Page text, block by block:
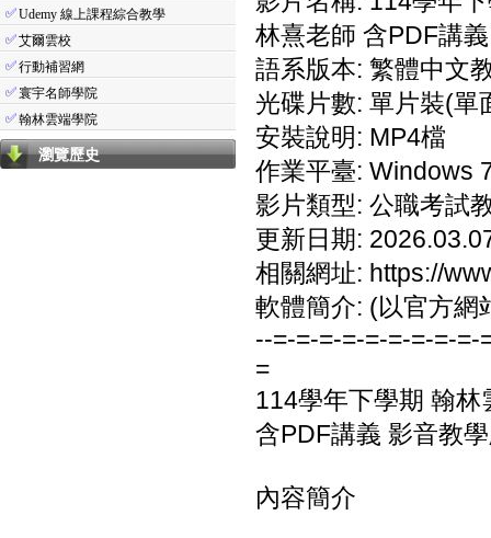
✅Udemy 線上課程綜合教學
✅艾爾雲校
✅行動補習網
✅寰宇名師學院
✅翰林雲端學院
瀏覽歷史
林熹老師 含PDF講義
語系版本: 繁體中文
光碟片數: 單片裝(單
安裝說明: MP4檔
作業平臺: Windows
影片類型: 公職考試
更新日期:
相關網址: https://
軟體簡介: (以官方網
--=-=-=-=-=-=-=-=-=-
=
114學年下學期 翰
含PDF講義 影音教
內容簡介